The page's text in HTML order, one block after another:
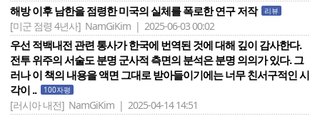
해방 이후 남한을 점령한 미국의 실체를 폭로한 연구 저작 리뷰
[미군 점령 4년사] NamGiKim | 2025-06-03 00:02
우선 적백내전 관련 통사가 한국에 번역된 것에 대해 깊이 감사한다.
전투 위주의 서술도 분명 군사적 측면의 분석은 분명 의의가 있다. 그
러나 이 책의 내용을 액면 그대로 받아들이기에는 너무 친서구적인 시
각이 ..
100자평
[러시아 내전] NamGiKim | 2025-04-14 14:51